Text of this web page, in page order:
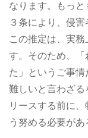
なります。もっ
３条により、侵
この推定は、実
す。そのため、「
た」というご事
難しいと言わざる
リースする前に
う努める必要があ